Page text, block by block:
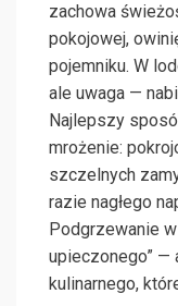
zachowa
pokojowej,
pojemniku. W
ale uwaga —
Najlepszy
mrożenie:
szczelnych
razie nagłego
Podgrzewanie
upieczonego” —
kulinarnego,